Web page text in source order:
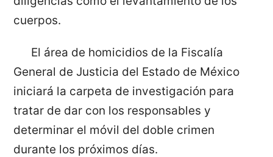
cuerpos.
El área de homicidios de la Fiscalía
General de Justicia del Estado de México
iniciará la carpeta de investigación para
tratar de dar con los responsables y
determinar el móvil del doble crimen
durante los próximos días.